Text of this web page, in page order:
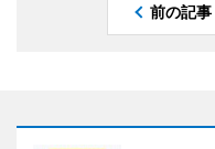
前の記事